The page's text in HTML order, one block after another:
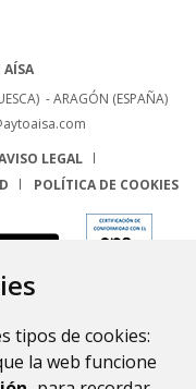
tipos de cookies:
la web funcione
- ARAGÓN (ESPAÑA)
LEGAL
POLÍTICA DE COOKIES